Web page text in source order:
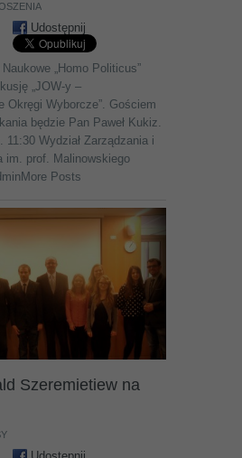
Udostępnij
„Homo Politicus”
„JOW-y –
Okręgi Wyborcze”. Gościem
będzie Pan Paweł Kukiz.
11:30 Wydział Zarządzania i
im. prof. Malinowskiego
Posts
Szeremietiew na